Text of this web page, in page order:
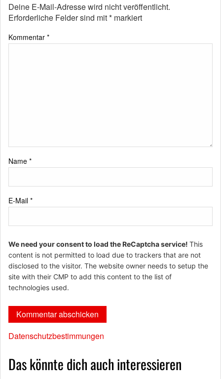
Deine E-Mail-Adresse wird nicht veröffentlicht.
Erforderliche Felder sind mit* markiert
Kommentar *
Name *
E-Mail *
We need your consent to load the ReCaptcha service! This
content is not permitted to load due to trackers that are not
disclosed to the visitor. The website owner needs to setup the
site with their CMP to add this content to the list of
technologies used.
Datenschutzbestimmungen
Das könnte dich auch interessieren